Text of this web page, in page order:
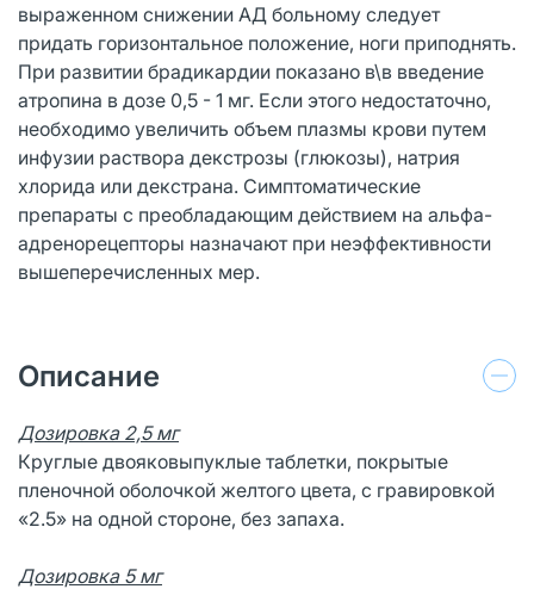
выраженном снижении АД больному следует
придать горизонтальное положение, ноги приподнять.
При развитии брадикардии показано в\в введение
атропина в дозе 0,5 - 1 мг. Если этого недостаточно,
необходимо увеличить объем плазмы крови путем
инфузии раствора декстрозы (глюкозы), натрия
хлорида или декстрана. Симптоматические
препараты с преобладающим действием на альфа-
адренорецепторы назначают при неэффективности
вышеперечисленных мер.
Описание
Дозировка 2,5 мг
Круглые двояковыпуклые таблетки, покрытые
пленочной оболочкой желтого цвета, с гравировкой
«2.5» на одной стороне, без запаха.
Дозировка 5 мг